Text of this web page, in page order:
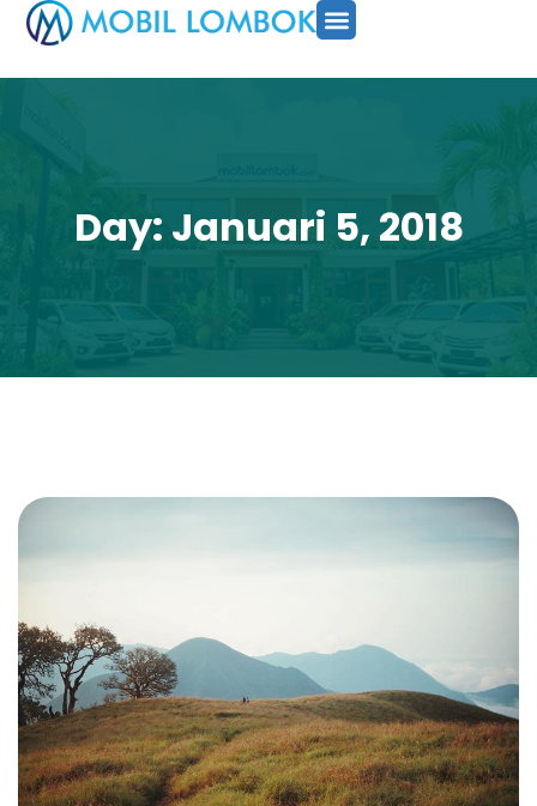
Day: Januari 5, 2018